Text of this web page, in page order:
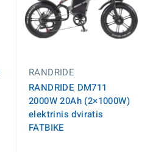
RANDRIDE
RANDRIDE DM711
2000W 20Ah (2×1000W)
elektrinis dviratis
FATBIKE